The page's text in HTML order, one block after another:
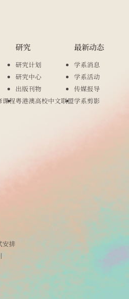
课程
安排
研究
研究计划
研究中心
出版刊物
粤港澳高校中文联盟
最新动态
学系消息
学系活动
传媒报导
学系剪影